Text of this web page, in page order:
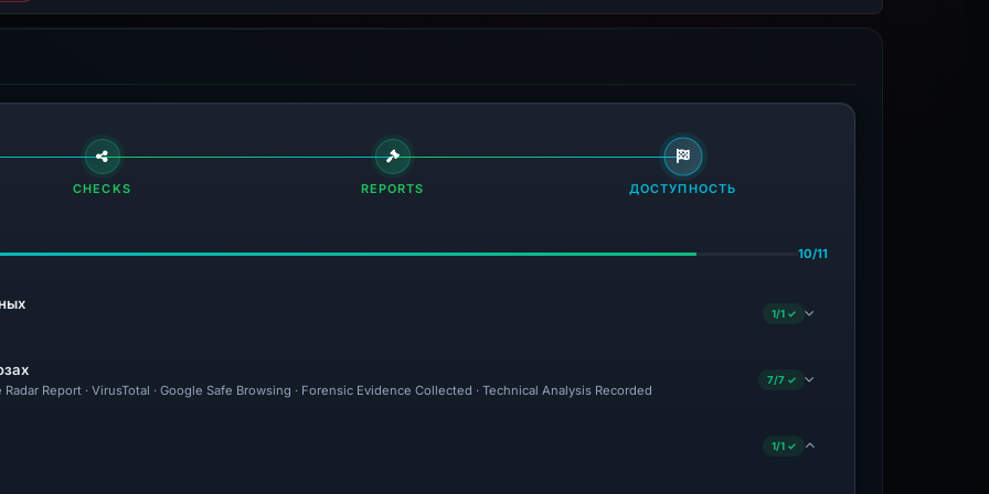
CHECKS REPORTS ДОСТУПНОСТЬ
10/11
1/1 ✓
Radar Report · VirusTotal · Google Safe Browsing · Forensic Evidence Collected · Technical Analysis Recorded
7/7 ✓
1/1 ✓